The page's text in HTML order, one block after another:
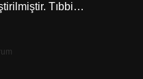
Tıbbi…